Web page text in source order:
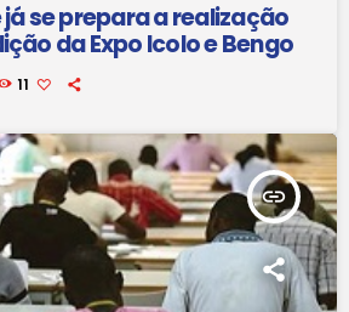
se prepara a realização
da Expo Icolo e Bengo
11
insert_link